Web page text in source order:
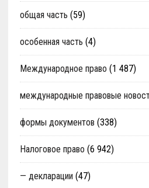
общая часть (59)
особенная часть (4)
Международное право (1 487)
международные правовые
формы документов (338)
Налоговое право (6 942)
— декларации (47)